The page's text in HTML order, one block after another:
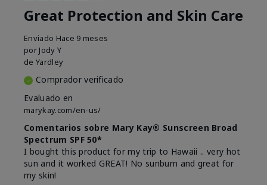
Great Protection and Skin Care
Enviado Hace 9 meses
por Jody Y
de Yardley
Comprador verificado
Evaluado en
marykay.com/en-us/
Comentarios sobre Mary Kay® Sunscreen Broad
Spectrum SPF 50*
I bought this product for my trip to Hawaii .. very hot
sun and it worked GREAT! No sunburn and great for
my skin!